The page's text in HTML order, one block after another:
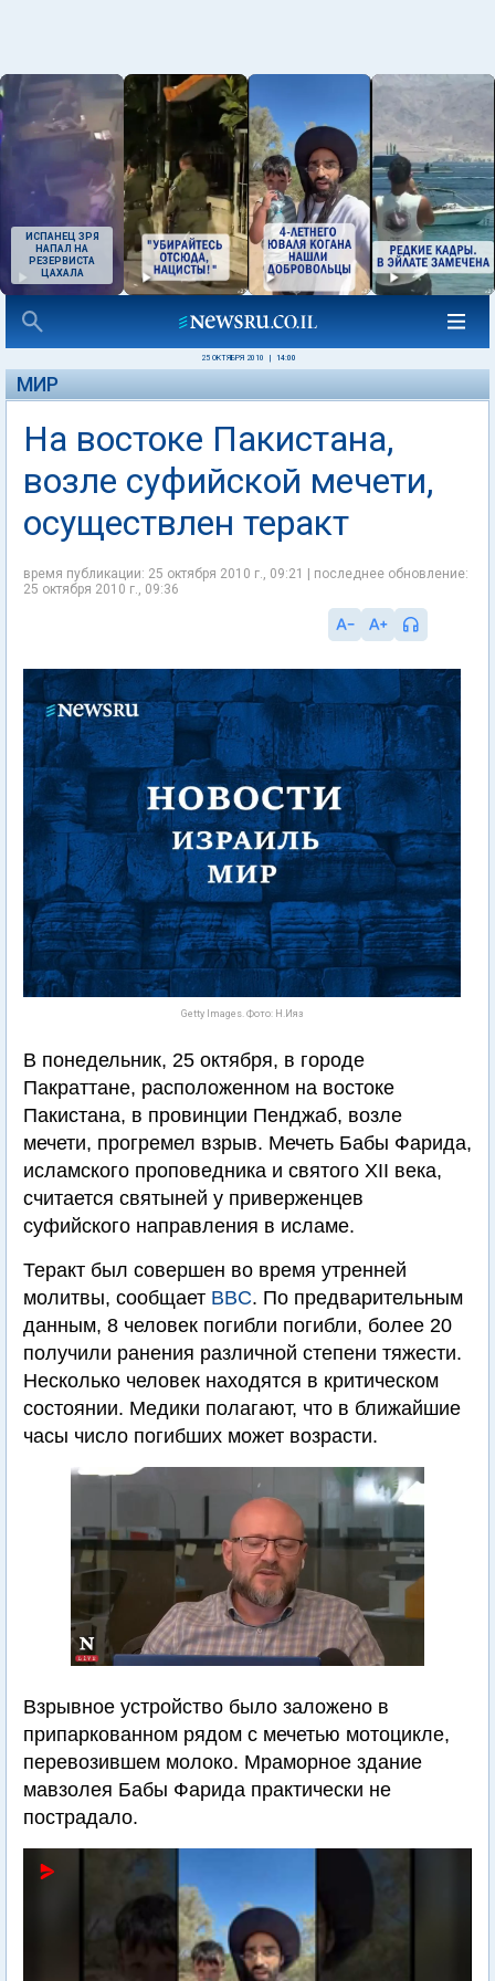
ИСПАНЕЦ ЗРЯ
НАПАЛ НА
РЕЗЕРВИСТА
ЦАХАЛА
25 ОКТЯБРЯ 2010 14:00
МИР
На востоке Пакистана,
возле суфийской мечети,
осуществлен теракт
время публикации: 25 октября 2010 г., 09:21 | последнее обновление:
25 октября 2010 г., 09:36
Getty Images. Фото: Н.Ияз
В понедельник, 25 октября, в городе
Пакраттане, расположенном на востоке
Пакистана, в провинции Пенджаб, возле
мечети, прогремел взрыв. Мечеть Бабы Фарида,
исламского проповедника и святого XII века,
считается святыней у приверженцев
суфийского направления в исламе.
Теракт был совершен во время утренней
молитвы, сообщает BBC. По предварительным
данным, 8 человек погибли погибли, более 20
получили ранения различной степени тяжести.
Несколько человек находятся в критическом
состоянии. Медики полагают, что в ближайшие
часы число погибших может возрасти.
Взрывное устройство было заложено в
припаркованном рядом с мечетью мотоцикле,
перевозившем молоко. Мраморное здание
мавзолея Бабы Фарида практически не
пострадало.